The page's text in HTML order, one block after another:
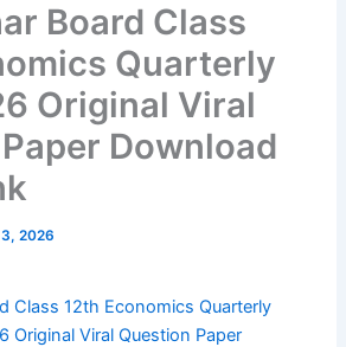
Board Class
Quarterly
Original Viral
Download
2026
Class 12th Economics Quarterly
Original Viral Question Paper